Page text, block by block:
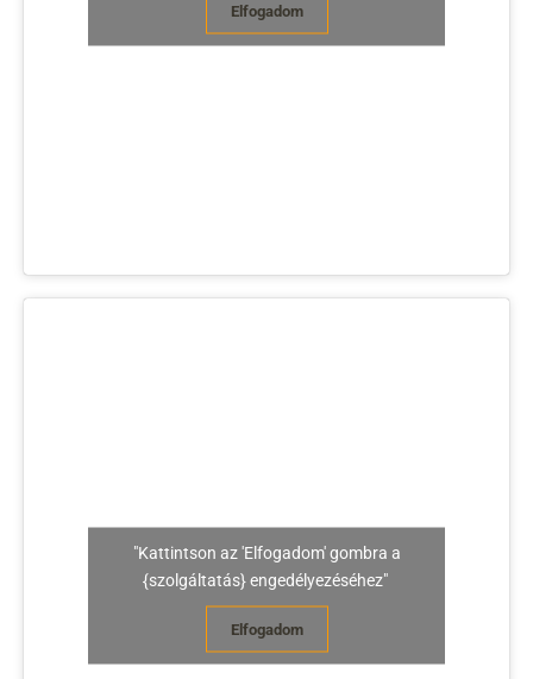
Elfogadom
"Kattintson az 'Elfogadom' gombra a
{szolgáltatás} engedélyezéséhez"
Elfogadom